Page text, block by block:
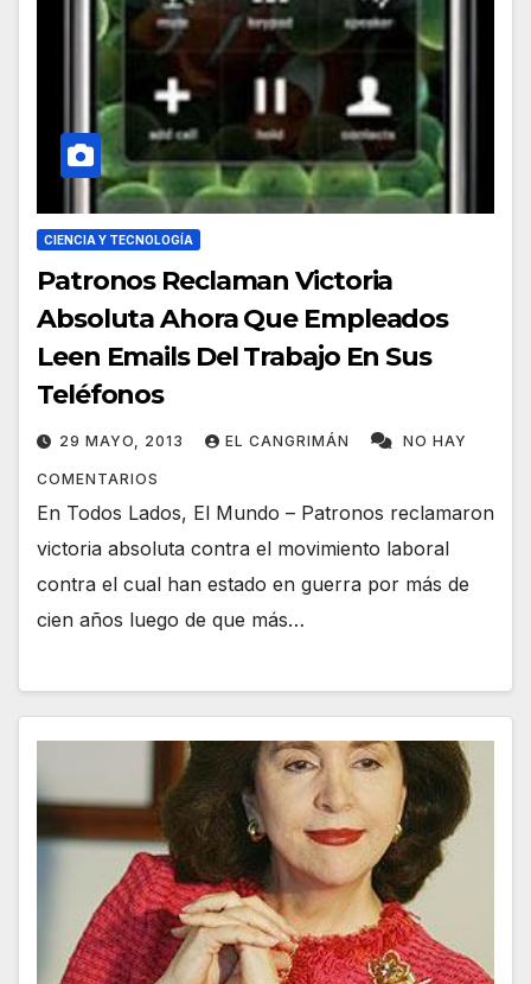
CIENCIA Y TECNOLOGÍA
Patronos Reclaman Victoria
Absoluta Ahora Que Empleados
Leen Emails Del Trabajo En Sus
Teléfonos
29 MAYO, 2013 EL CANGRIMÁN NO HAY
COMENTARIOS
En Todos Lados, El Mundo – Patronos reclamaron
victoria absoluta contra el movimiento laboral
contra el cual han estado en guerra por más de
cien años luego de que más…